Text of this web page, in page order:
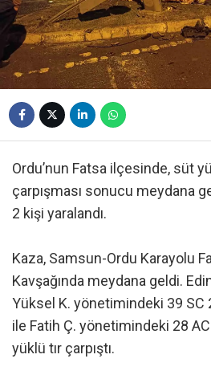
Ordu’nun Fatsa ilçesinde, süt
çarpışması sonucu meydana
2 kişi yaralandı.
Kaza, Samsun-Ordu Karayolu
Kavşağında meydana geldi.
Yüksel K. yönetimindeki 39 SC
ile Fatih Ç. yönetimindeki 28
yüklü tır çarpıştı.